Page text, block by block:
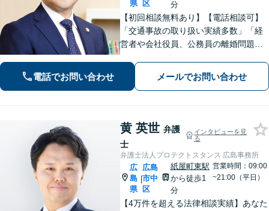
県 区 分
【初回相談無料あり】【電話相談可】
「交通事故の取り扱い実績多数」「経
営者や会社役員、公務員の離婚問題に
に解決」【休日・夜間面談対応】【縮
景園前駅4分】
電話でお問い合わせ メールでお問い合わせ
黄 英世 弁護
士
インタビューを見
る
弁護士法人プロテクトスタンス 広島事務所
広
島
県
|
広島
市中
区
紙屋町東駅
から徒歩1
分
営業時間：09:00
~21:00（平日）
【4万件を超える法律相談実績】あなた